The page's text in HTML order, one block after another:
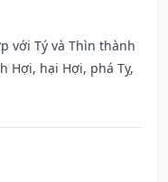
với Tý và Thìn thành
Hợi, hại Hợi, phá Tỵ,